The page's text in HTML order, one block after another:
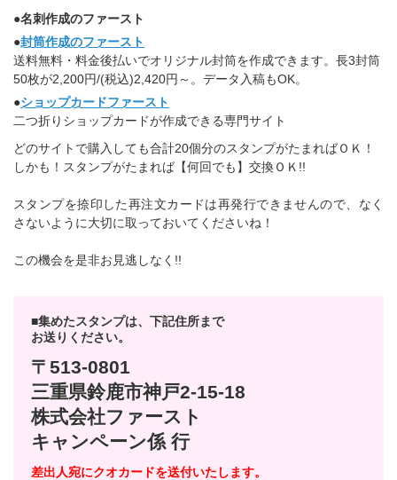
●名刺作成のファースト
●封筒作成のファースト
送料無料・料金後払いでオリジナル封筒を作成できます。長3封筒
50枚が2,200円/(税込)2,420円～。データ入稿もOK。
●ショップカードファースト
二つ折りショップカードが作成できる専門サイト
どのサイトで購入しても合計20個分のスタンプがたまればＯＫ！
しかも！スタンプがたまれば【何回でも】交換ＯＫ!!
スタンプを捺印した再注文カードは再発行できませんので、なく
さないように大切に取っておいてくださいね！
この機会を是非お見逃しなく!!
■集めたスタンプは、下記住所まで
お送りください。
〒513-0801
三重県鈴鹿市神戸2-15-18
株式会社ファースト
キャンペーン係 行
差出人宛にクオカードを送付いたします。